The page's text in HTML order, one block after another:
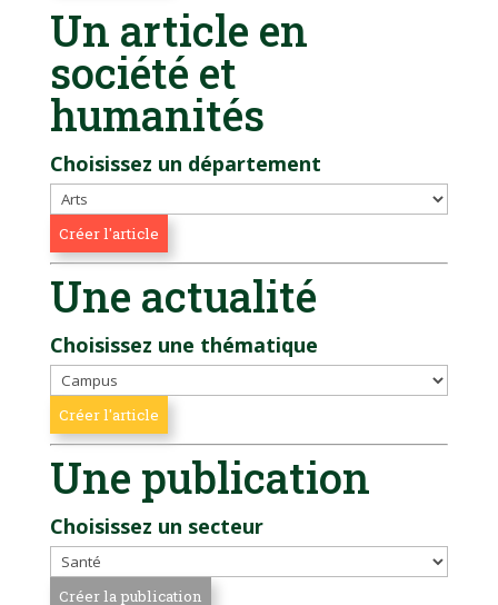
Un article en
société et
humanités
Choisissez un département
Une actualité
Choisissez une thématique
Une publication
Choisissez un secteur